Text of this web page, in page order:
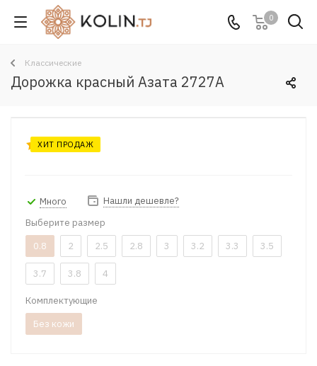
0
Классические
Дорожка красный Азата 2727A
ХИТ ПРОДАЖ
Много
Нашли дешевле?
Выберите размер
0.8
2 2.5 2.8 3 3.2 3.3 3.5
3.7 3.8 4
Комплектующие
Без кожи